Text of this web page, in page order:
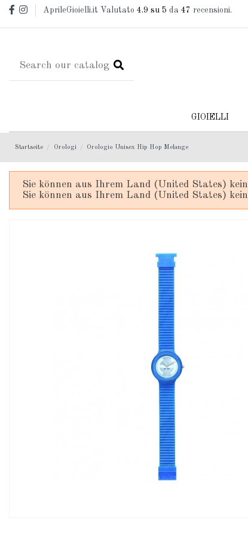
AprileGioielli.it Valutato4.9 su 5 da47 recensioni.
GIOIELLI
Startseite Orologi Orologio Unisex Hip Hop Melange
Sie können aus Ihrem Land (United States)
Sie können aus Ihrem Land (United States)